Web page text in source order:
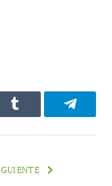
Tumblr